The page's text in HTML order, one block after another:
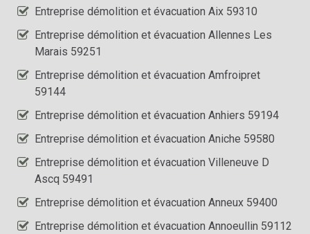
Entreprise démolition et évacuation Aix 59310
Entreprise démolition et évacuation Allennes Les
Marais 59251
Entreprise démolition et évacuation Amfroipret
59144
Entreprise démolition et évacuation Anhiers 59194
Entreprise démolition et évacuation Aniche 59580
Entreprise démolition et évacuation Villeneuve D
Ascq 59491
Entreprise démolition et évacuation Anneux 59400
Entreprise démolition et évacuation Annoeullin 59112